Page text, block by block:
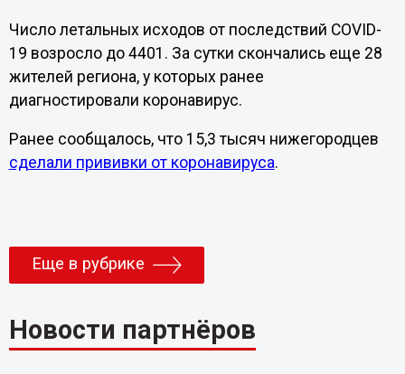
Число летальных исходов от последствий COVID-
19 возросло до 4401. За сутки скончались еще 28
жителей региона, у которых ранее
диагностировали коронавирус.
Ранее сообщалось, что 15,3 тысяч нижегородцев
сделали прививки от коронавируса.
Еще в рубрике
Новости партнёров